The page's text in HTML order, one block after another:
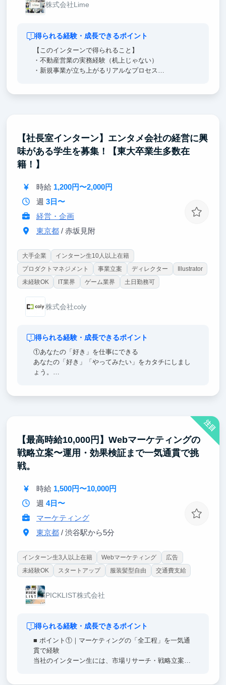
株式会社Lime
得られる経験・成長できるポイント
【このインターンで得られること】
・不動産営業の実務経験（机上じゃない）
・新規事業が立ち上がるリアルなプロセス
【社長室インターン】エンタメ会社の経営に興
味がある学生を募集！【東大卒業生多数在
籍！】
時給 1,200円〜2,000円
週 3日〜
経営・企画
東京都/ 赤坂見附
大手企業
インターン生10人以上在籍
プロダクトマネジメント
事業立案 ディレクター
Illustrator
未経験OK
IT業界 ゲーム業界 土日勤務可
株式会社coly
得られる経験・成長できるポイント
①あなたの「好き」を仕事にできる
あなたの「好き」「やってみたい」をカタチにしまし
ょう。
チャレンジは日常茶飯事。
ご自身で裁量を持ってプロジェクトを動かすことが可
③成功体験を積もう
新規事業の企画・プロモーション等、やってみたいこ
とへ挑戦できます。
難易度が低いものから挑戦をサポートします。
主体性を持っていただくことはマストですが、道筋を
できる限り整えるので成功体験を積みやすい環境で
注目
【最高時給10,000円】Webマーケティングの
戦略立案〜運用・効果検証まで一気通貫で挑
戦。
時給 1,500円〜10,000円
週 4日〜
マーケティング
東京都/ 渋谷駅から5分
インターン生3人以上在籍 Webマーケティング
広告
未経験OK
スタートアップ 服装髪型自由 交通費支給
PICKLIST株式会社
得られる経験・成長できるポイント
■ ポイント①｜マーケティングの「全工程」を一気通
貫で経験
当社のインターン生には、市場リサーチ・戦略立案・